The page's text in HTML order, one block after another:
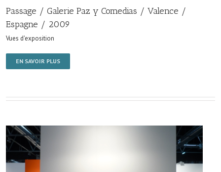
Passage / Galerie Paz y Comedias / Valence /
Espagne / 2009
Vues d'exposition
EN SAVOIR PLUS